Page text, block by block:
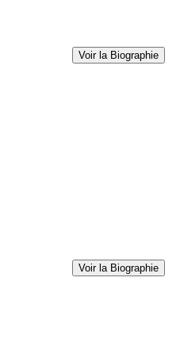
Voir la Biographie
Voir la Biographie